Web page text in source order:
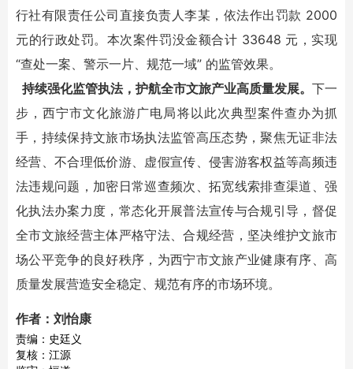
行社有限责任公司直接负责人李某，依法作出罚款 2000
元的行政处罚。本次案件罚没金额合计 33648 元，实现
“查处一案、警示一片、规范一域” 的监管效果。
持续强化监管执法，护航全市文旅产业高质量发展。 下一
步，西宁市文化旅游广电局将以此次典型案件查办为抓
手，持续保持文旅市场执法监管高压态势，聚焦无证非法
经营、不合理低价游、虚假宣传、侵害游客权益等高频违
法违规问题，加密日常巡查频次、拓宽线索排查渠道、强
化执法办案力度，常态化开展普法宣传与合规引导，督促
全市文旅经营主体严格守法、合规经营，坚决维护文旅市
场公平竞争的良好秩序，为西宁市文旅产业健康有序、高
质量发展营造安全稳定、规范有序的市场环境。
作者：刘怡康
责编：史廷义
复核：江源